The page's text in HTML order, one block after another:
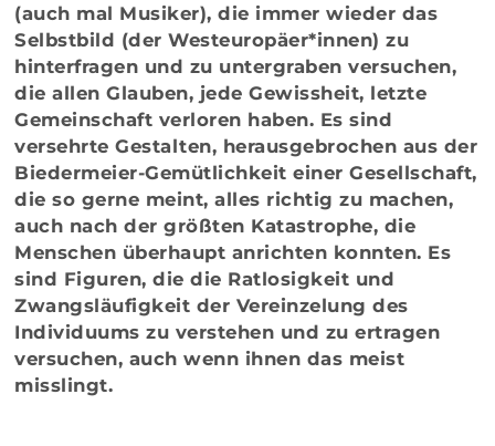
(auch mal Musiker), die immer wieder das
Selbstbild (der Westeuropäer*innen) zu
hinterfragen und zu untergraben versuchen,
die allen Glauben, jede Gewissheit, letzte
Gemeinschaft verloren haben. Es sind
versehrte Gestalten, herausgebrochen aus der
Biedermeier-Gemütlichkeit einer Gesellschaft,
die so gerne meint, alles richtig zu machen,
auch nach der größten Katastrophe, die
Menschen überhaupt anrichten konnten. Es
sind Figuren, die die Ratlosigkeit und
Zwangsläufigkeit der Vereinzelung des
Individuums zu verstehen und zu ertragen
versuchen, auch wenn ihnen das meist
misslingt.